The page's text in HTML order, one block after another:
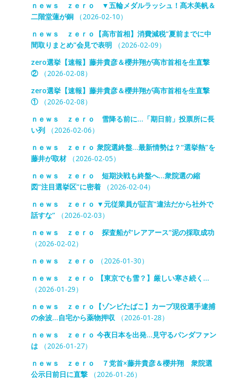
ｎｅｗｓ ｚｅｒｏ ▼五輪メダルラッシュ！髙木美帆＆
二階堂蓮が銅（2026-02-10）
ｎｅｗｓ ｚｅｒｏ【高市首相】消費減税“夏前までに中
間取りまとめ”会見で表明（2026-02-09）
zero選挙【速報】藤井貴彦＆櫻井翔が高市首相を生直撃
②（2026-02-08）
zero選挙【速報】藤井貴彦＆櫻井翔が高市首相を生直撃
①（2026-02-08）
ｎｅｗｓ ｚｅｒｏ 雪降る前に…「期日前」投票所に長
い列（2026-02-06）
ｎｅｗｓ ｚｅｒｏ 衆院選終盤…最新情勢は？“選挙熱”を
藤井が取材（2026-02-05）
ｎｅｗｓ ｚｅｒｏ 短期決戦も終盤へ…衆院選の縮
図”注目選挙区”に密着（2026-02-04）
ｎｅｗｓ ｚｅｒｏ ▼元従業員が証言“違法だから社外で
話すな”（2026-02-03）
ｎｅｗｓ ｚｅｒｏ 探査船が“レアアース”泥の採取成功
（2026-02-02）
ｎｅｗｓ ｚｅｒｏ
（2026-01-30）
ｎｅｗｓ ｚｅｒｏ 【東京でも雪？】厳しい寒さ続く…
（2026-01-29）
ｎｅｗｓ ｚｅｒｏ【ゾンビたばこ】カープ現役選手逮捕
の余波…自宅から薬物押収（2026-01-28）
ｎｅｗｓ ｚｅｒｏ 今夜日本を出発…見守るパンダファン
は（2026-01-27）
ｎｅｗｓ ｚｅｒｏ ７党首×藤井貴彦＆櫻井翔 衆院選
公示日前日に直撃（2026-01-26）